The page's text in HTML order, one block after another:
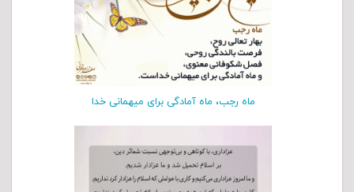
ماه رجب، ماه آمادگی برای میهمانی خدا